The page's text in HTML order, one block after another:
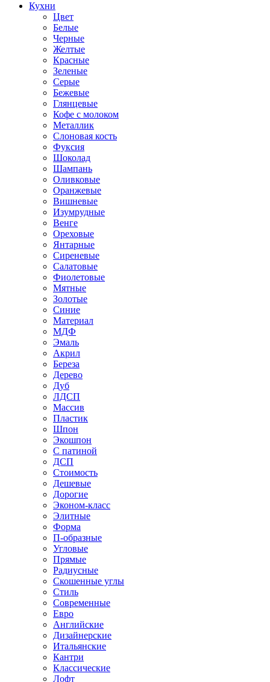
Кухни
Цвет
Белые
Черные
Желтые
Красные
Зеленые
Серые
Бежевые
Глянцевые
Кофе с молоком
Металлик
Слоновая кость
Фуксия
Шоколад
Шампань
Оливковые
Оранжевые
Вишневые
Изумрудные
Венге
Ореховые
Янтарные
Сиреневые
Салатовые
Фиолетовые
Мятные
Золотые
Синие
Материал
МДФ
Эмаль
Акрил
Береза
Дерево
Дуб
ЛДСП
Массив
Пластик
Шпон
Экошпон
С патиной
ДСП
Стоимость
Дешевые
Дорогие
Эконом-класс
Элитные
Форма
П-образные
Угловые
Прямые
Радиусные
Скошенные углы
Стиль
Современные
Евро
Английские
Дизайнерские
Итальянские
Кантри
Классические
Лофт